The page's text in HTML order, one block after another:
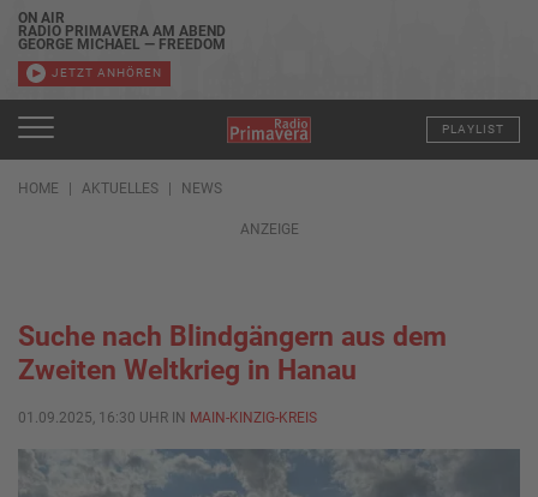
ON AIR
RADIO PRIMAVERA AM ABEND
GEORGE MICHAEL — FREEDOM
JETZT ANHÖREN
PLAYLIST
HOME AKTUELLES NEWS
ANZEIGE
Suche nach Blindgängern aus dem
Zweiten Weltkrieg in Hanau
01.09.2025, 16:30 UHR IN MAIN-KINZIG-KREIS